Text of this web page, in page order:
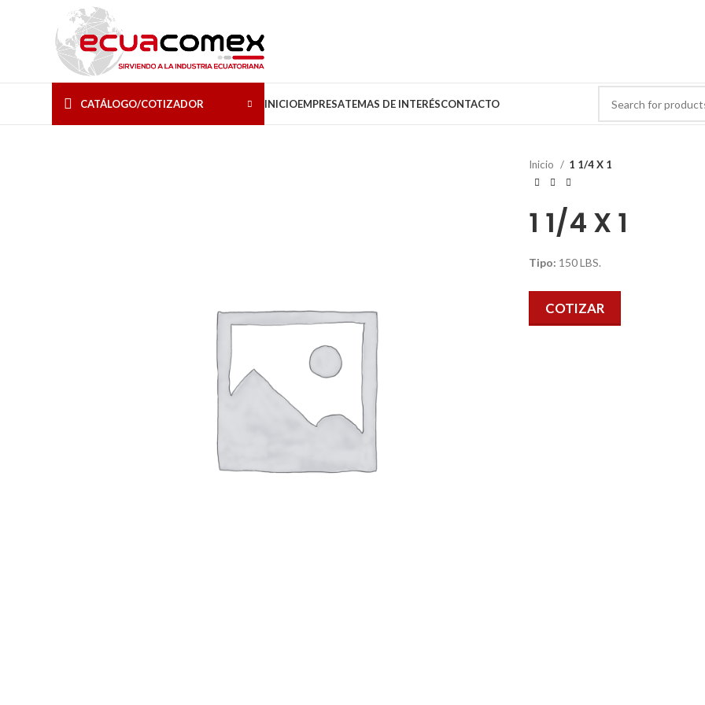
CATÁLOGO/COTIZADOR INICIOEMPRESATEMAS DE INTERÉSCONTACTO
Inicio 1 1/4 X 1
1 1/4 X 1
Tipo: 150 LBS.
COTIZAR